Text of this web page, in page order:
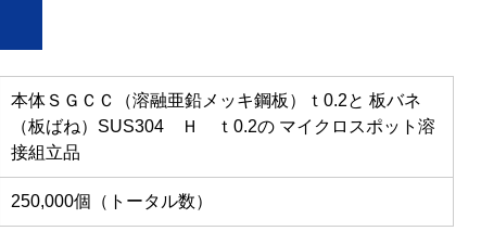
本体ＳＧＣＣ（溶融亜鉛メッキ鋼板）ｔ0.2と 板バネ
（板ばね）SUS304 Ｈ ｔ0.2の マイクロスポット溶
接組立品
250,000個（トータル数）